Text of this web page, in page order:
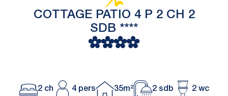
COTTAGE PATIO 4 P 2 CH 2
SDB ****
2 ch 4 pers 35m² 2 sdb 2 wc